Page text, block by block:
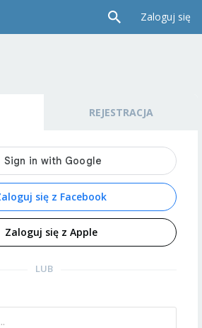
Zaloguj się
REJESTRACJA
się z Facebook
Zaloguj się z Apple
LUB